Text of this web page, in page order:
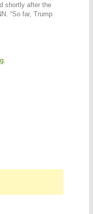
shortly after the
“So far, Trump